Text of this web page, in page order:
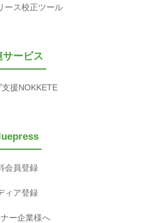
ース校正ツール
サービス
援NOKKETE
会員登録
ィア登録
ー企業様へ